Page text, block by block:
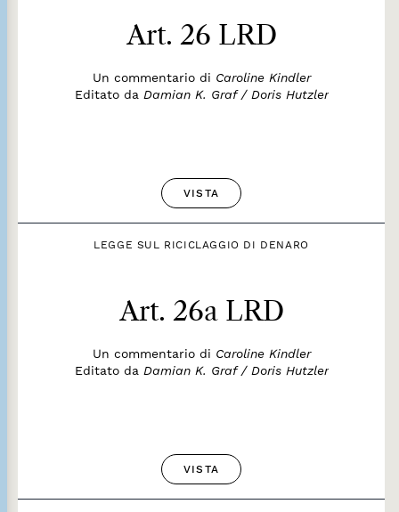
Art. 26 LRD
Un commentario di Caroline Kindler
Editato da Damian K. Graf / Doris Hutzler
VISTA
LEGGE SUL RICICLAGGIO DI DENARO
Art. 26a LRD
Un commentario di Caroline Kindler
Editato da Damian K. Graf / Doris Hutzler
VISTA